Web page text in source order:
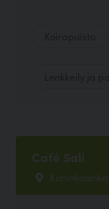
Café Sali